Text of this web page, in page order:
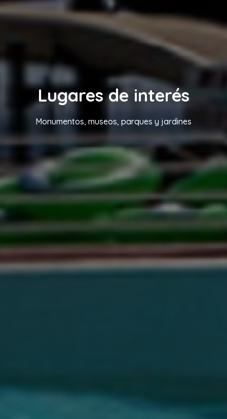
Lugares de interés
Monumentos, museos, parques y jardines